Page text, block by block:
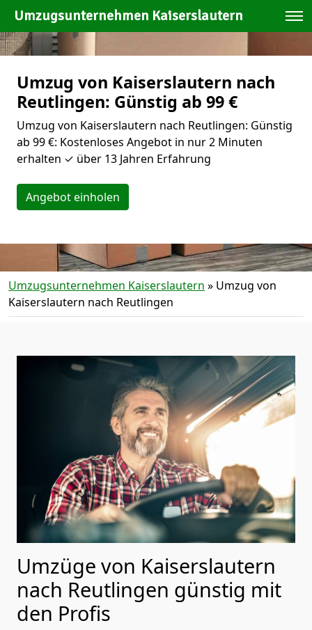
Umzugsunternehmen Kaiserslautern
Umzug von Kaiserslautern nach
Reutlingen: Günstig ab 99 €
Umzug von Kaiserslautern nach Reutlingen: Günstig
ab 99 €: Kostenloses Angebot in nur 2 Minuten
erhalten ✓ über 13 Jahren Erfahrung
Angebot einholen
Umzugsunternehmen Kaiserslautern » Umzug von
Kaiserslautern nach Reutlingen
Umzüge von Kaiserslautern
nach Reutlingen günstig mit
den Profis